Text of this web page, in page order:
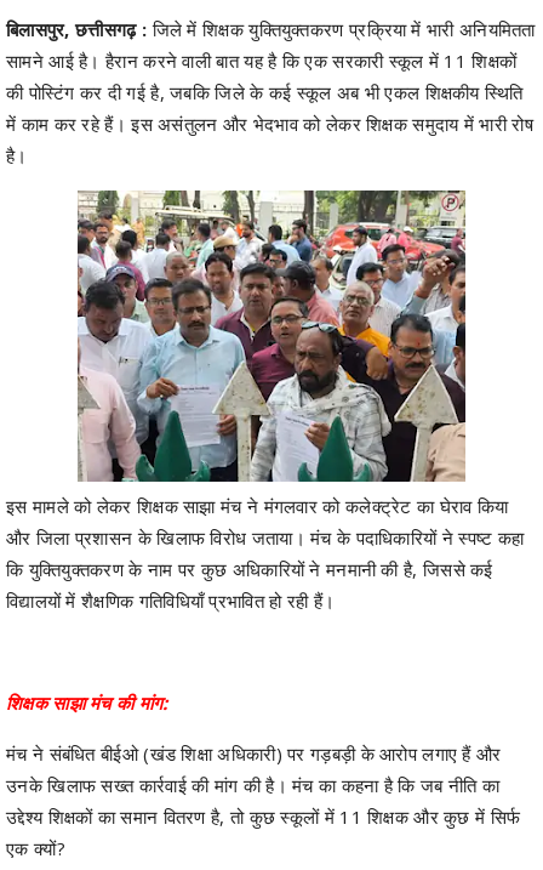
बिलासपुर, छत्तीसगढ़ :जिले में शिक्षक युक्तियुक्तकरण प्रक्रिया में भारी अनियमितता
सामने आई है। हैरान करने वाली बात यह है कि एक सरकारी स्कूल में 11 शिक्षकों
की पोस्टिंग कर दी गई है, जबकि जिले के कई स्कूल अब भी एकल शिक्षकीय स्थिति
में काम कर रहे हैं। इस असंतुलन और भेदभाव को लेकर शिक्षक समुदाय में भारी रोष
है।
इस मामले को लेकर शिक्षक साझा मंच ने मंगलवार को कलेक्ट्रेट का घेराव किया
और जिला प्रशासन के खिलाफ विरोध जताया। मंच के पदाधिकारियों ने स्पष्ट कहा
कि युक्तियुक्तकरण के नाम पर कुछ अधिकारियों ने मनमानी की है, जिससे कई
विद्यालयों में शैक्षणिक गतिविधियाँ प्रभावित हो रही हैं।
शिक्षक साझा मंच की मांग:
मंच ने संबंधित बीईओ (खंड शिक्षा अधिकारी) पर गड़बड़ी के आरोप लगाए हैं और
उनके खिलाफ सख्त कार्रवाई की मांग की है। मंच का कहना है कि जब नीति का
उद्देश्य शिक्षकों का समान वितरण है, तो कुछ स्कूलों में 11 शिक्षक और कुछ में सिर्फ
एक क्यों?